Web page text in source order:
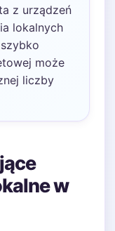
z urządzeń
lokalnych
może
liczby
w